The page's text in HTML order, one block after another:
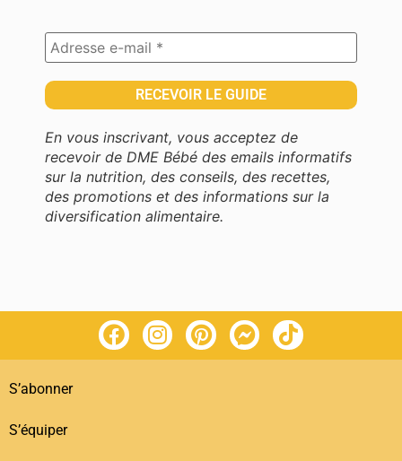
En vous inscrivant, vous acceptez de
recevoir de DME Bébé des emails informatifs
sur la nutrition, des conseils, des recettes,
des promotions et des informations sur la
diversification alimentaire.
S’abonner
S’équiper